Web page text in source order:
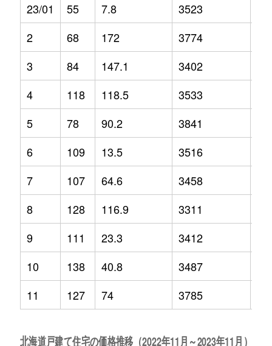
23/01
55 7.8 3523
2
68 172 3774
3
84 147.1 3402
4
118 118.5 3533
5
78 90.2 3841
6
109 13.5 3516
7
107 64.6 3458
8
128 116.9 3311
9
111 23.3 3412
10
138 40.8 3487
11
127 74 3785